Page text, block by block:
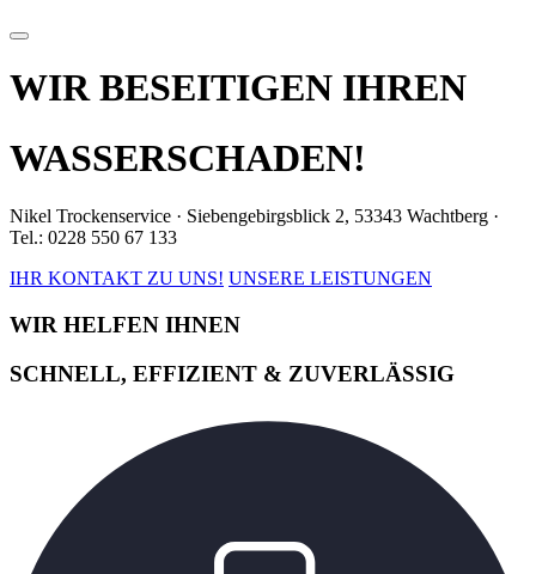
WIR BESEITIGEN IHREN
WASSERSCHADEN!
Nikel Trockenservice · Siebengebirgsblick 2, 53343 Wachtberg ·
Tel.: 0228 550 67 133
IHR KONTAKT ZU UNS! UNSERE LEISTUNGEN
WIR HELFEN IHNEN
SCHNELL, EFFIZIENT & ZUVERLÄSSIG